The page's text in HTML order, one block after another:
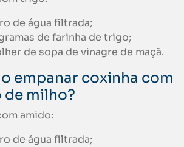
de água filtrada;
de farinha de trigo;
de sopa de vinagre de maçã.
empanar coxinha com
de milho?
amido:
de água filtrada;